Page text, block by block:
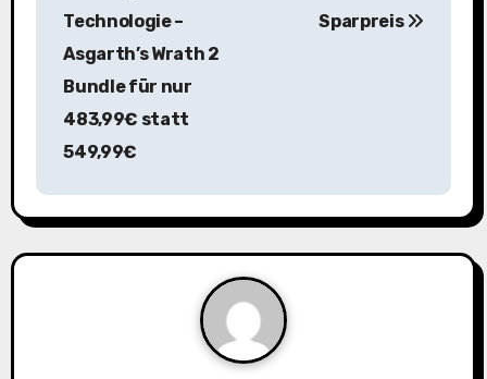
n
a
Technologie –
Asgarth’s Wrath 2
Bundle für nur
483,99€ statt
549,99€
Sparpreis